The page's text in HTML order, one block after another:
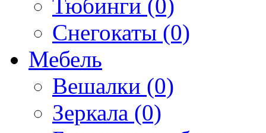
Тюбинги (0)
Снегокаты (0)
Мебель
Вешалки (0)
Зеркала (0)